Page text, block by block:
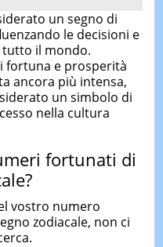
un segno di
le decisioni e
tutto il mondo.
fortuna e prosperità
ancora più intensa,
un simbolo di
nella cultura
fortunati di
vostro numero
zodiacale, non ci